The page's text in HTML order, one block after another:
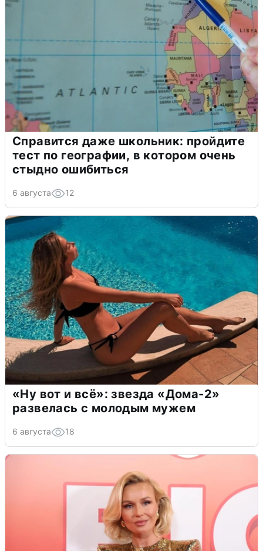
Справится даже школьник: пройдите
тест по географии, в котором очень
стыдно ошибиться
6 августа 12
«Ну вот и всё»: звезда «Дома-2»
развелась с молодым мужем
6 августа 18